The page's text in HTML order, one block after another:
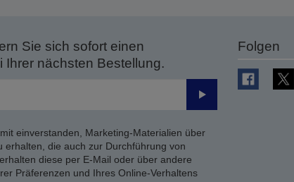
Sie sich sofort einen
Ihrer nächsten Bestellung.
Senden
einverstanden, Marketing-Materialien über
erhalten, die auch zur Durchführung von
diese per E-Mail oder über andere
Präferenzen und Ihres Online-Verhaltens
Folgen